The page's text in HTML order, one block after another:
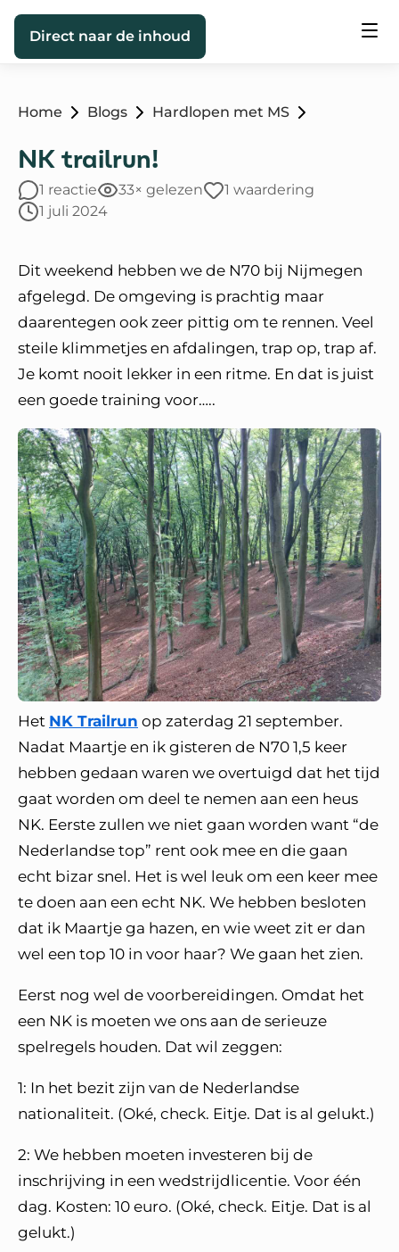
Direct naar de inhoud
Home Blogs Hardlopen met MS
NK trailrun!
1 reactie 33× gelezen
1 waardering
1 juli 2024
Dit weekend hebben we de N70 bij Nijmegen
afgelegd. De omgeving is prachtig maar
daarentegen ook zeer pittig om te rennen. Veel
steile klimmetjes en afdalingen, trap op, trap af.
Je komt nooit lekker in een ritme. En dat is juist
een goede training voor…..
Het NK Trailrun op zaterdag 21 september.
Nadat Maartje en ik gisteren de N70 1,5 keer
hebben gedaan waren we overtuigd dat het tijd
gaat worden om deel te nemen aan een heus
NK. Eerste zullen we niet gaan worden want “de
Nederlandse top” rent ook mee en die gaan
echt bizar snel. Het is wel leuk om een keer mee
te doen aan een echt NK. We hebben besloten
dat ik Maartje ga hazen, en wie weet zit er dan
wel een top 10 in voor haar? We gaan het zien.
Eerst nog wel de voorbereidingen. Omdat het
een NK is moeten we ons aan de serieuze
spelregels houden. Dat wil zeggen:
1: In het bezit zijn van de Nederlandse
nationaliteit. (Oké, check. Eitje. Dat is al gelukt.)
2: We hebben moeten investeren bij de
inschrijving in een wedstrijdlicentie. Voor één
dag. Kosten: 10 euro. (Oké, check. Eitje. Dat is al
gelukt.)